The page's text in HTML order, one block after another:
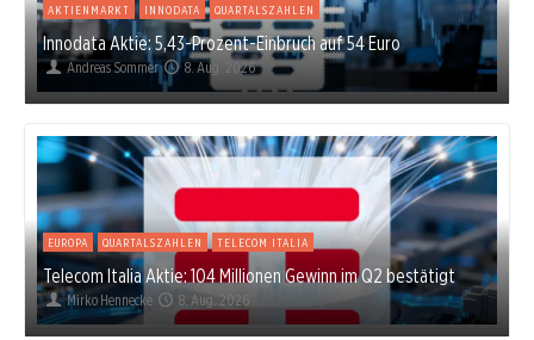
AKTIENMARKT INNODATA QUARTALSZAHLEN
Innodata Aktie: 5,43-Prozent-Einbruch auf 54 Euro
Andreas Sommer 8. Aug. 2026
EUROPA QUARTALSZAHLEN TELECOM ITALIA
Telecom Italia Aktie: 104 Millionen Gewinn im Q2 bestätigt
Mirko Hennecke 8. Aug. 2026